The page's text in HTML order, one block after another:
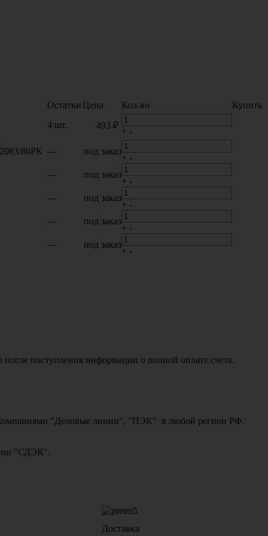
Остатки Цена Кол-во
Купить
4 шт. 493 ₽
+ -
86РК — под заказ
+ -
— под заказ
+ -
— под заказ
+ -
— под заказ
+ -
— под заказ
+ -
поступления информации о полной оплате счета.
компаниями "Деловые линии", "ПЭК" в любой регион РФ.
"СДЭК".
Доставка